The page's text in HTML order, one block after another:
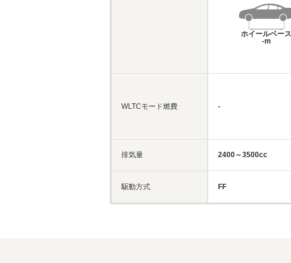
WLTCモード燃費
排気量
駆動方式
ホイールベース
-m
-
2400～3500cc
FF